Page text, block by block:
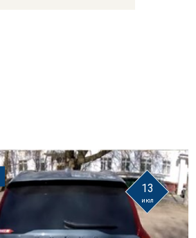
13
июл